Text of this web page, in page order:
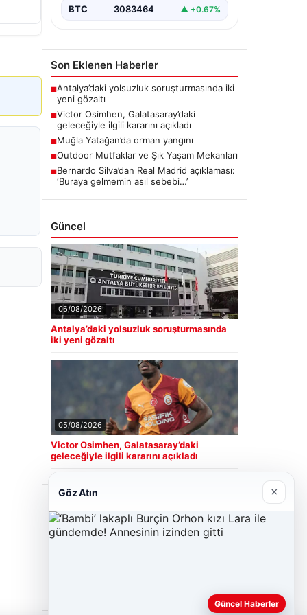
BTC 3083464 ▲ +0.67%
Son Eklenen Haberler
■Antalya’daki yolsuzluk soruşturmasında iki
yeni gözaltı
■Victor Osimhen, Galatasaray’daki
geleceğiyle ilgili kararını açıkladı
■Muğla Yatağan’da orman yangını
■Outdoor Mutfaklar ve Şık Yaşam Mekanları
■Bernardo Silva’dan Real Madrid açıklaması:
‘Buraya gelmemin asıl sebebi…’
Güncel
06/08/2026
Antalya’daki yolsuzluk soruşturmasında
iki yeni gözaltı
05/08/2026
Victor Osimhen, Galatasaray’daki
geleceğiyle ilgili kararını açıkladı
Son Eklenen Firmalar
Göz Atın ×
Güncel Haberler